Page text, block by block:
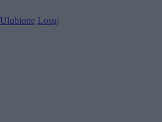
Ulubione Losuj